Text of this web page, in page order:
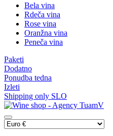
Bela vina
Rdeča vina
Rose vina
Oranžna vina
Peneča vina
Paketi
Dodatno
Ponudba tedna
Izleti
Shipping only SLO